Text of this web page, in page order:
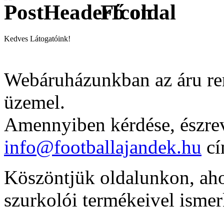
Fő oldal
Kedves Látogatóink!
Webáruházunkban az áru
üzemel.
Amennyiben kérdése,
info@footballajandek.hu
Köszöntjük oldalunkon,
szurkolói termékeivel